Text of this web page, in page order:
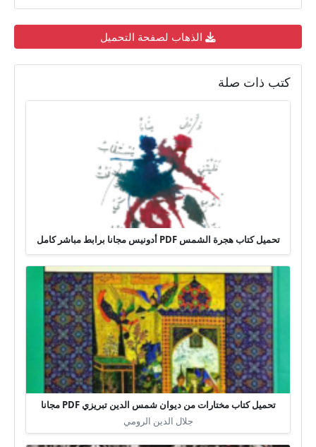
الذهاب لصفحة التحميل
كتب ذات صلة
تحميل كتاب هجرة الشمس PDF أدونيس مجانا برابط مباشر كامل
تحميل كتاب مختارات من ديوان شمس الدين تبريزي PDF مجانا
جلال الدين الرومي